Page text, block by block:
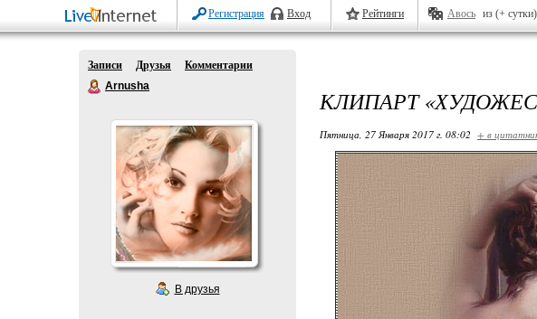
Регистрация Вход Рейтинги Авось из (+
Записи Друзья
Комментарии
Arnusha
В друзья
КЛИПАРТ
Пятница, 27 Января 2017 г. 08:02 + в